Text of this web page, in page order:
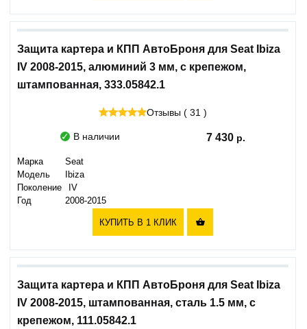
Защита картера и КПП АвтоБроня для Seat Ibiza
IV 2008-2015, алюминий 3 мм, с крепежом,
штампованная, 333.05842.1
Отзывы ( 31 )
В наличии 7 430
Марка
Seat
Модель
Ibiza
Поколение
IV
Год
2008-2015
КУПИТЬ В 1 КЛИК 
Защита картера и КПП АвтоБроня для Seat Ibiza
IV 2008-2015, штампованная, сталь 1.5 мм, с
крепежом, 111.05842.1